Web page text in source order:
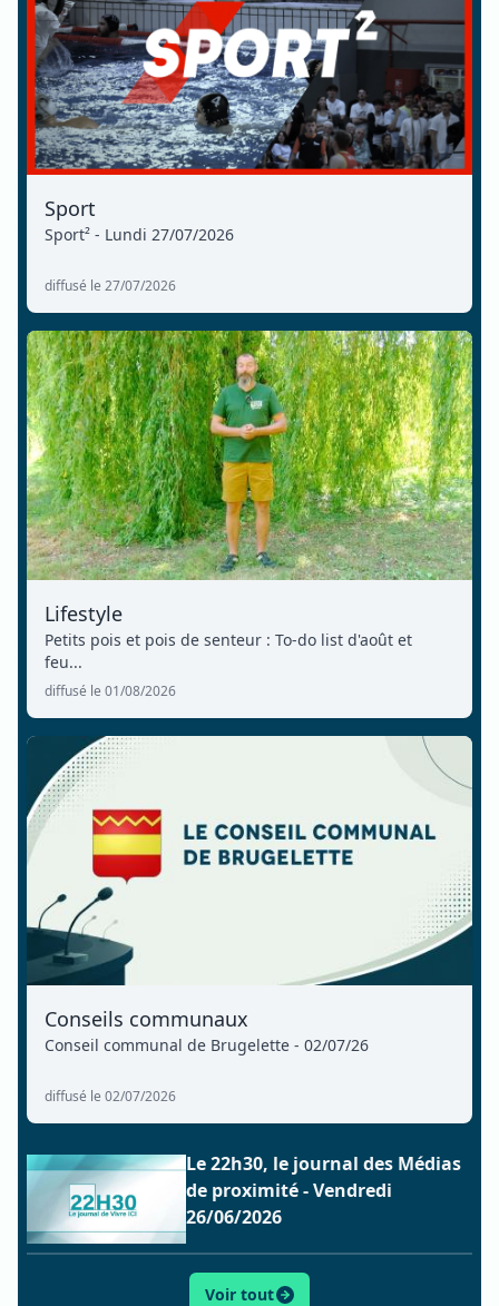
Sport
Sport² - Lundi 27/07/2026
diffusé le 27/07/2026
Lifestyle
Petits pois et pois de senteur : To-do list d'août et
feu...
diffusé le 01/08/2026
Conseils communaux
Conseil communal de Brugelette - 02/07/26
diffusé le 02/07/2026
Le 22h30, le journal des Médias
de proximité - Vendredi
26/06/2026
Voir tout